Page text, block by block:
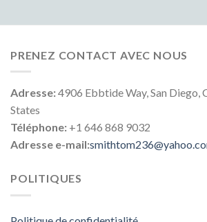
PRENEZ CONTACT AVEC NOUS
Adresse:4906 Ebbtide Way, San Diego,
States
Téléphone: +1 646 868 9032
Adresse e-mail:
POLITIQUES